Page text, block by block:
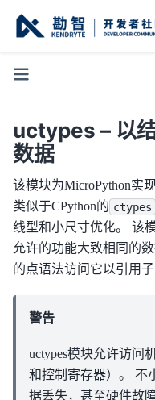
uctypes – 以
数据
该模块为MicroPython实
类似于CPython的 ctypes
线型和小尺寸优化。 该
允许的功能大致相同的
的点语法访问它以引用子
警告
uctypes模块允许访问
和控制寄存器）。 不
据丢失，甚至硬件故障